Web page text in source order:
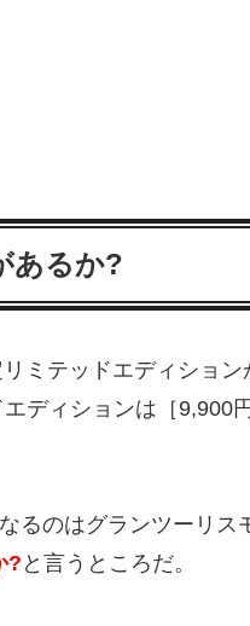
あるか?
ミテッドエディション
ディションは［9,900
るのはグランツーリス
?と言うところだ。